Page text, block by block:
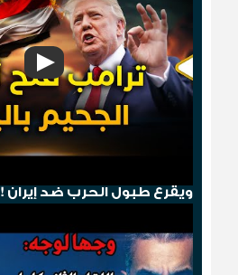
ويقرع طبول الحرب ضد إيران !